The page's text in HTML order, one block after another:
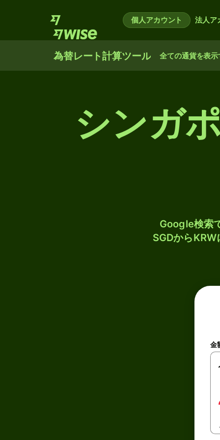
個人アカウント 法人ア
為替レート計算ツール 全ての通貨を表示
シンガ
Google検索
SGDから
金